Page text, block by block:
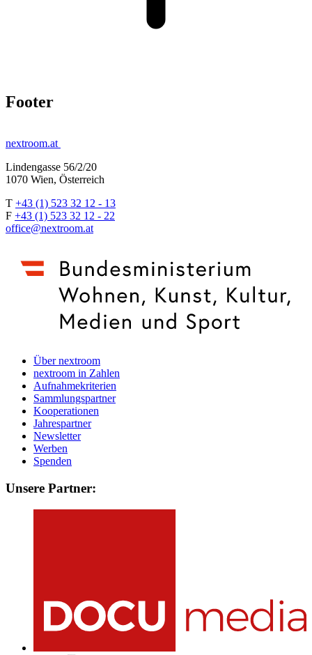
Footer
nextroom.at
Lindengasse 56/2/20
1070 Wien, Österreich
T +43 (1) 523 32 12 - 13
F +43 (1) 523 32 12 - 22
office@nextroom.at
Über nextroom
nextroom in Zahlen
Aufnahmekriterien
Sammlungspartner
Kooperationen
Jahrespartner
Newsletter
Werben
Spenden
Unsere Partner: